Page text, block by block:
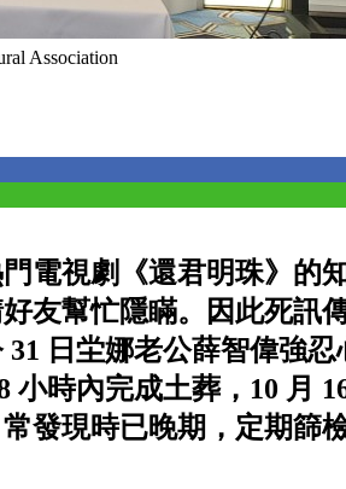
Association
電視劇《還君明珠》的
友幫忙隱瞞。因此死訊
日坣娜老公薛智偉強忍
時內完成⼟葬，10 ⽉
發現時已晚期，定期篩